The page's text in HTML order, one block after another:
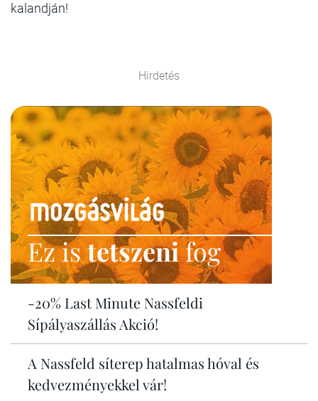
kalandján!
Hirdetés
Ez istetszenifog
-20% Last Minute Nassfeldi
Sípályaszállás Akció!
A Nassfeld síterep hatalmas hóval és
kedvezményekkel vár!